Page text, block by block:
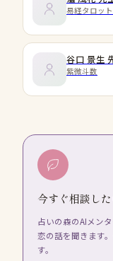
易経タロッ
谷口 景生
紫微斗数
今すぐ相談した
占いの森のAIメン
恋の話を聞きます
す。